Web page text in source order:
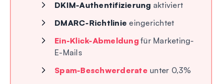
DKIM-Authentifizierung aktiviert
DMARC-Richtlinie eingerichtet
Ein-Klick-Abmeldungfür Marketing-
E-Mails
Spam-Beschwerderate unter 0,3%